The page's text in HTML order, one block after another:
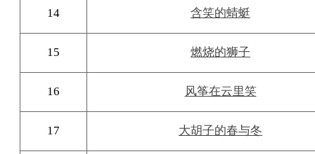
14 含笑的蜻蜓
15 燃烧的狮子
16 风筝在云里笑
17 大胡子的春与冬